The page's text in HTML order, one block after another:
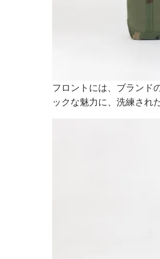
フロントには、ブランド
ックな魅力に、洗練され